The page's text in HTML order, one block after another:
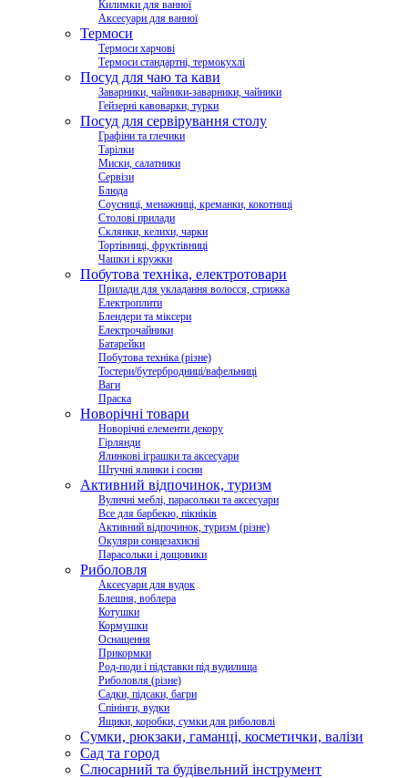
Килимки для ванної
Аксесуари для ванної
Термоси
Термоси харчові
Термоси стандартні, термокухлі
Посуд для чаю та кави
Заварники, чайники-заварники, чайники
Гейзерні кавоварки, турки
Посуд для сервірування столу
Графіни та глечики
Тарілки
Миски, салатники
Сервізи
Блюда
Соусниці, менажниці, креманки, кокотниці
Столові прилади
Склянки, келихи, чарки
Тортівниці, фруктівниці
Чашки і кружки
Побутова техніка, електротовари
Прилади для укладання волосся, стрижка
Електроплити
Блендери та міксери
Електрочайники
Батарейки
Побутова техніка (різне)
Тостери/бутербродниці/вафельниці
Ваги
Праска
Новорічні товари
Новорічні елементи декору
Гірлянди
Ялинкові іграшки та аксесуари
Штучні ялинки і сосни
Активний відпочинок, туризм
Вуличні меблі, парасольки та аксесуари
Все для барбекю, пікніків
Активний відпочинок, туризм (різне)
Окуляри сонцезахисні
Парасольки і дощовики
Риболовля
Аксесуари для вудок
Блешня, воблера
Котушки
Кормушки
Оснащення
Прикормки
Род-поди і підставки під вудилища
Риболовля (різне)
Садки, підсаки, багри
Спінінги, вудки
Ящики, коробки, сумки для риболовлі
Сумки, рюкзаки, гаманці, косметички, валізи
Сад та город
Слюсарний та будівельний інструмент